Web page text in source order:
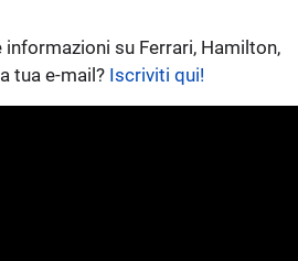
informazioni su Ferrari, Hamilton,
tua e-mail? Iscriviti qui!